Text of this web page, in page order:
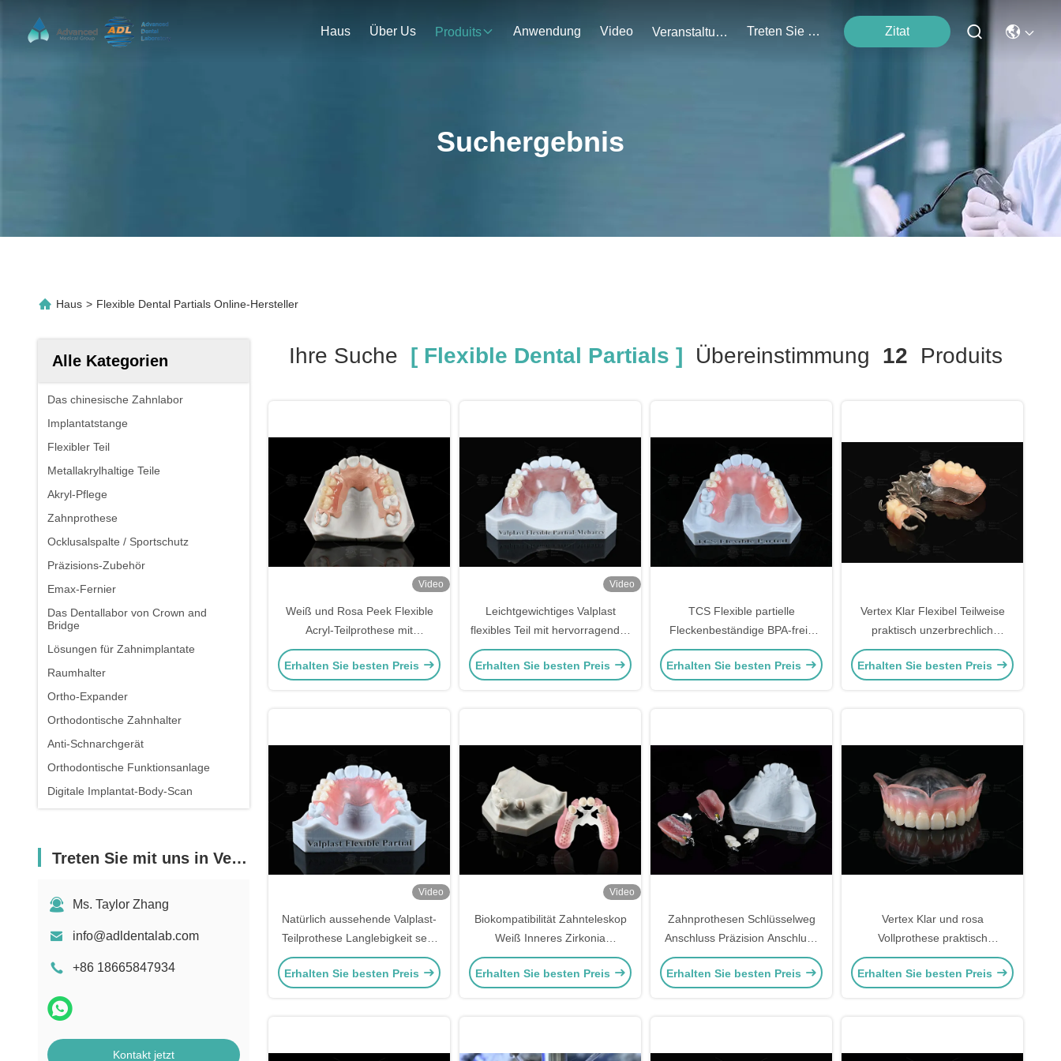
Haus Über Us Produits Anwendung Video Veranstaltungen Treten Sie Mit Uns In Verbindung Zitat
Suchergebnis
Haus > Flexible Dental Partials Online-Hersteller
Alle Kategorien
Das chinesische Zahnlabor
Implantatstange
Flexibler Teil
Metallakrylhaltige Teile
Akryl-Pflege
Zahnprothese
Ocklusalspalte / Sportschutz
Präzisions-Zubehör
Emax-Fernier
Das Dentallabor von Crown and
Bridge
Lösungen für Zahnimplantate
Raumhalter
Ortho-Expander
Orthodontische Zahnhalter
Anti-Schnarchgerät
Orthodontische Funktionsanlage
Digitale Implantat-Body-Scan
Treten Sie mit uns in Verbindung
Ms. Taylor Zhang
info@adldentalab.com
+86 18665847934
Kontakt jetzt
Ihre Suche [ Flexible Dental Partials ] Übereinstimmung 12 Produits
Video
Weiß und Rosa Peek Flexible
Acryl-Teilprothese mit
hervorragender Beständigkeit
Erhalten Sie besten Preis
Video
Leichtgewichtiges Valplast
flexibles Teil mit hervorragender
Aufbewahrung in Pink und
Meharry
Erhalten Sie besten Preis
TCS Flexible partielle
Fleckenbeständige BPA-freie
partielle Zahnersatz für ein
natürliches Aussehen
Erhalten Sie besten Preis
Vertex Klar Flexibel Teilweise
praktisch unzerbrechlich
Niedriges Allergierisiko
Vollteilprothese
Erhalten Sie besten Preis
Video
Natürlich aussehende Valplast-
Teilprothese Langlebigkeit sehr
widerstandsfähig gegen Brüche
Erhalten Sie besten Preis
Video
Biokompatibilität Zahnteleskop
Weiß Inneres Zirkonia
Außenblick Teleskop Zahn
Erhalten Sie besten Preis
Zahnprothesen Schlüsselweg
Anschluss Präzision Anschluss
Verstellbare Retentivkraft
Erhalten Sie besten Preis
Vertex Klar und rosa
Vollprothese praktisch
unzerbrechlich erschwingliche
Teilprothesen
Erhalten Sie besten Preis